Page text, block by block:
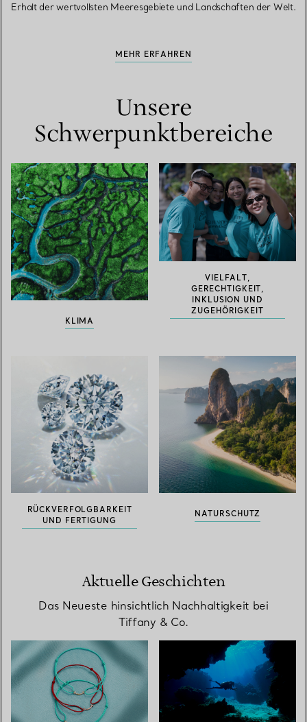
Erhalt der wertvollsten Meeresgebiete und Landschaften der Welt.
MEHR ERFAHREN
Unsere
Schwerpunktbereiche
KLIMA
VIELFALT,
GERECHTIGKEIT,
INKLUSION UND
ZUGEHÖRIGKEIT
RÜCKVERFOLGBARKEIT
UND FERTIGUNG
NATURSCHUTZ
Aktuelle Geschichten
Das Neueste hinsichtlich Nachhaltigkeit bei
Tiffany & Co.